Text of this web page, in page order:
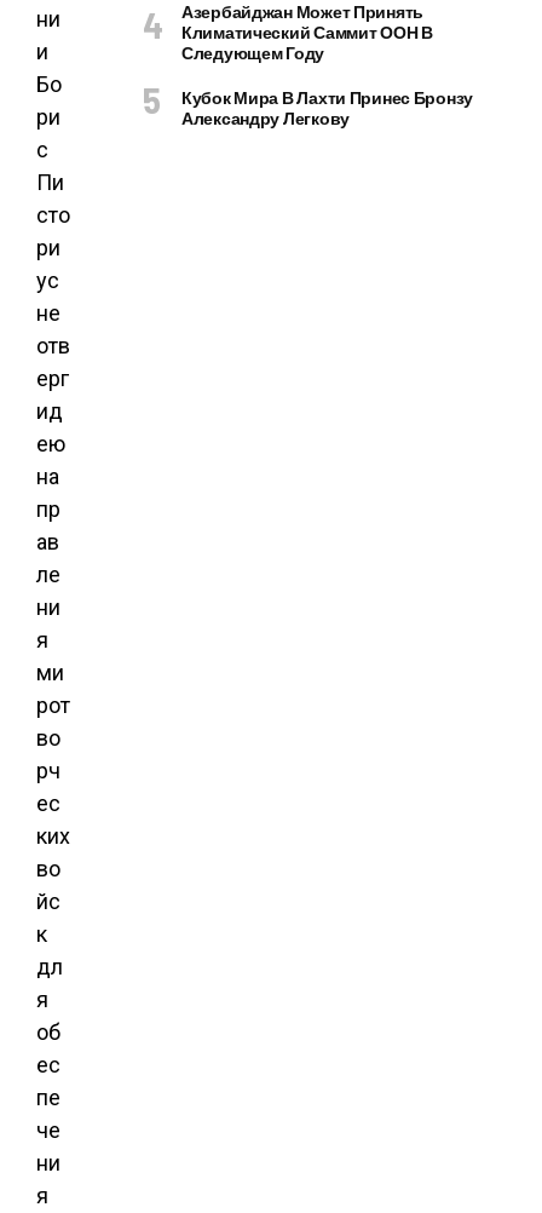
ни
и
Бо
ри
с
Пи
сто
ри
ус
не
отв
ерг
ид
ею
на
пр
ав
ле
ни
я
ми
рот
во
рч
ес
ких
во
йс
к
дл
я
об
ес
пе
че
ни
я
Азербайджан Может Принять
Климатический Саммит ООН В
Следующем Году
Кубок Мира В Лахти Принес Бронзу
Александру Легкову